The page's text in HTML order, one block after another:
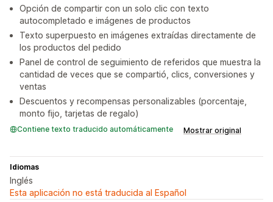
Opción de compartir con un solo clic con texto
autocompletado e imágenes de productos
Texto superpuesto en imágenes extraídas directamente de
los productos del pedido
Panel de control de seguimiento de referidos que muestra la
cantidad de veces que se compartió, clics, conversiones y
ventas
Descuentos y recompensas personalizables (porcentaje,
monto fijo, tarjetas de regalo)
Contiene texto traducido automáticamente Mostrar original
Idiomas
Inglés
Esta aplicación no está traducida al Español